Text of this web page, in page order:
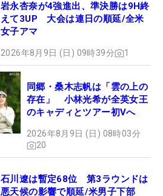
岩永杏奈が4強進出、準決勝は9H終
えて3UP 大会は連日の順延/全米
女子アマ
2026年8月9日 (日) 09時39分 1
同郷・桑木志帆は「雲の上の
存在」 小林光希が全英女王
のキャディとツアー初Vへ
2026年8月9日 (日) 08時03分
20
石川遼は暫定68位 第3ラウンドは
悪天候の影響で順延/米男子下部